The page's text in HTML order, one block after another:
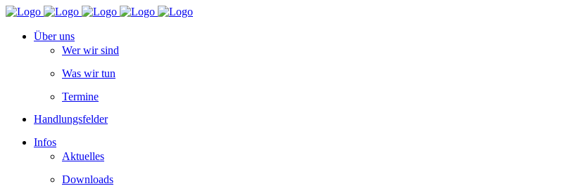
Über uns
Wer wir sind
Was wir tun
Termine
Handlungsfelder
Infos
Aktuelles
Downloads